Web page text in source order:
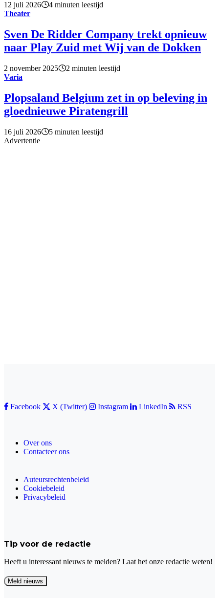
12 juli 2026
4 minuten leestijd
Theater
Sven De Ridder Company trekt opnieuw
naar Play Zuid met Wij van de Dokken
2 november 2025
2 minuten leestijd
Varia
Plopsaland Belgium zet in op beleving in
gloednieuwe Piratengrill
16 juli 2026
5 minuten leestijd
Advertentie
Facebook X (Twitter) Instagram LinkedIn RSS
Over ons
Contacteer ons
Auteursrechtenbeleid
Cookiebeleid
Privacybeleid
Tip voor de redactie
Heeft u interessant nieuws te melden? Laat het onze redactie weten!